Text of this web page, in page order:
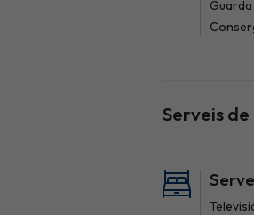
Serveis de